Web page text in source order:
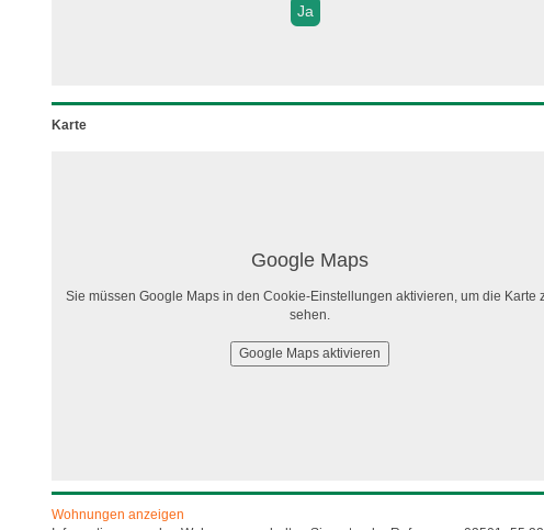
Ja
Karte
Google Maps
Sie müssen Google Maps in den Cookie-Einstellungen aktivieren, um die Karte
sehen.
Google Maps aktivieren
Wohnungen anzeigen